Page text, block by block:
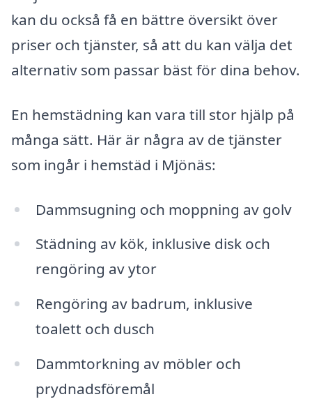
kan du också få en bättre översikt över
priser och tjänster, så att du kan välja det
alternativ som passar bäst för dina behov.
En hemstädning kan vara till stor hjälp på
många sätt. Här är några av de tjänster
som ingår i hemstäd i Mjönäs:
Dammsugning och moppning av golv
Städning av kök, inklusive disk och
rengöring av ytor
Rengöring av badrum, inklusive
toalett och dusch
Dammtorkning av möbler och
prydnadsföremål